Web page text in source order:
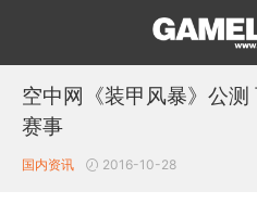
空中网《装甲风暴》公
赛事
国内资讯 2016-10-28